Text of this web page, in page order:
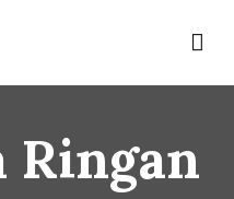
Ringan